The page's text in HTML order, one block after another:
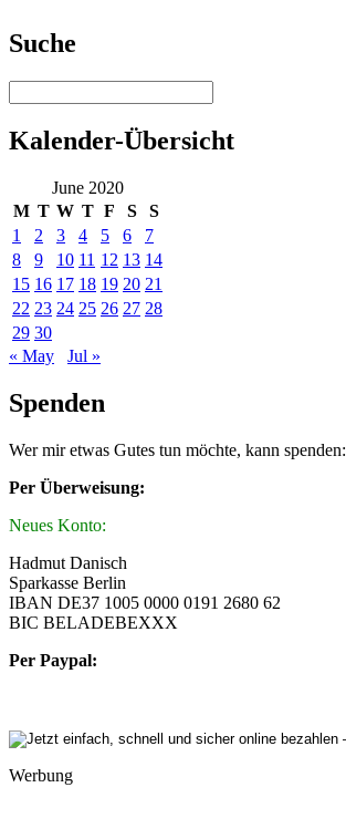
Suche
Kalender-Übersicht
June 2020
M T W T F S
S
1
2 3 4 5 6
7
8
9 10 11 12 13 14
15 16 17 18 19 20 21
22 23 24 25 26 27 28
29 30
« May
Jul »
Spenden
Wer mir etwas Gutes tun möchte, kann spenden:
Per Überweisung:
Neues Konto:
Hadmut Danisch
Sparkasse Berlin
IBAN DE37 1005 0000 0191 2680 62
BIC BELADEBEXXX
Per Paypal:
Werbung